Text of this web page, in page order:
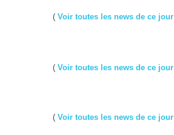
( Voir toutes les news de ce jour
( Voir toutes les news de ce jour
( Voir toutes les news de ce jour